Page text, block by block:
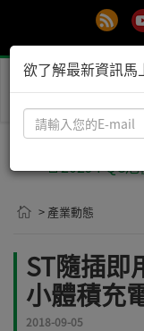
🚨2029 PQC
> 產業動態
ST隨插即
小體積充
2018-09-05
欲了解最新資訊馬
請
輸
您
的
E-